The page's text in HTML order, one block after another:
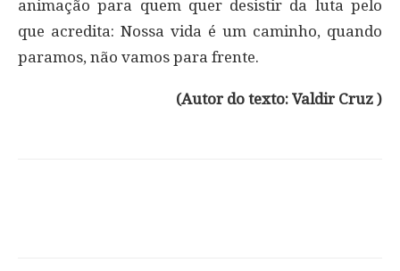
animação para quem quer desistir da luta pelo
que acredita: Nossa vida é um caminho, quando
paramos, não vamos para frente.
(Autor do texto: Valdir Cruz )